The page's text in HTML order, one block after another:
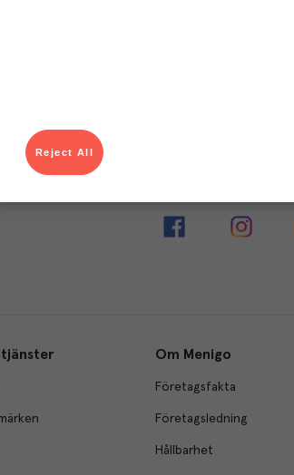
och ta del av aktuella kampanjer.
Om Menigo
Företagsfakta
Företagsledning
Hållbarhet
Reject All